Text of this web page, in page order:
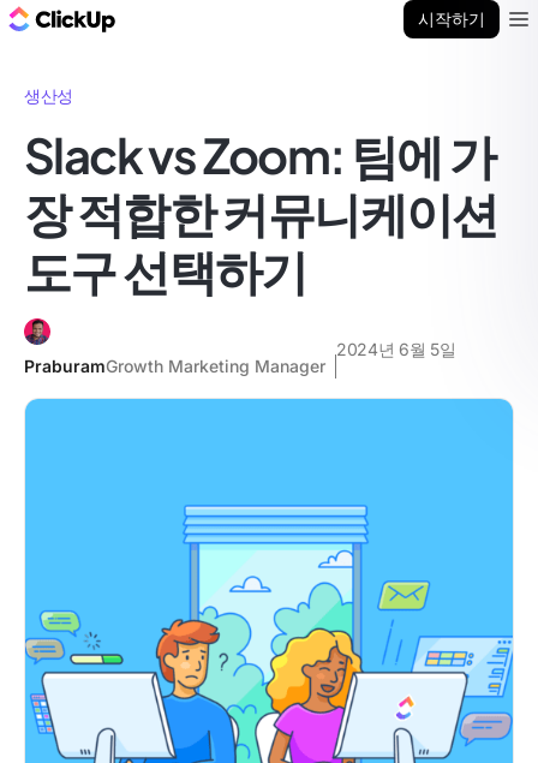
시작하기
생산성
Slack vs Zoom: 팀에 가
장 적합한 커뮤니케이션
도구 선택하기
PraburamGrowth Marketing Manager
2024년 6월 5일